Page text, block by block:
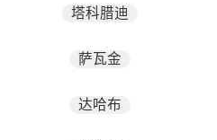
塔科腊迪
萨瓦金
达哈布